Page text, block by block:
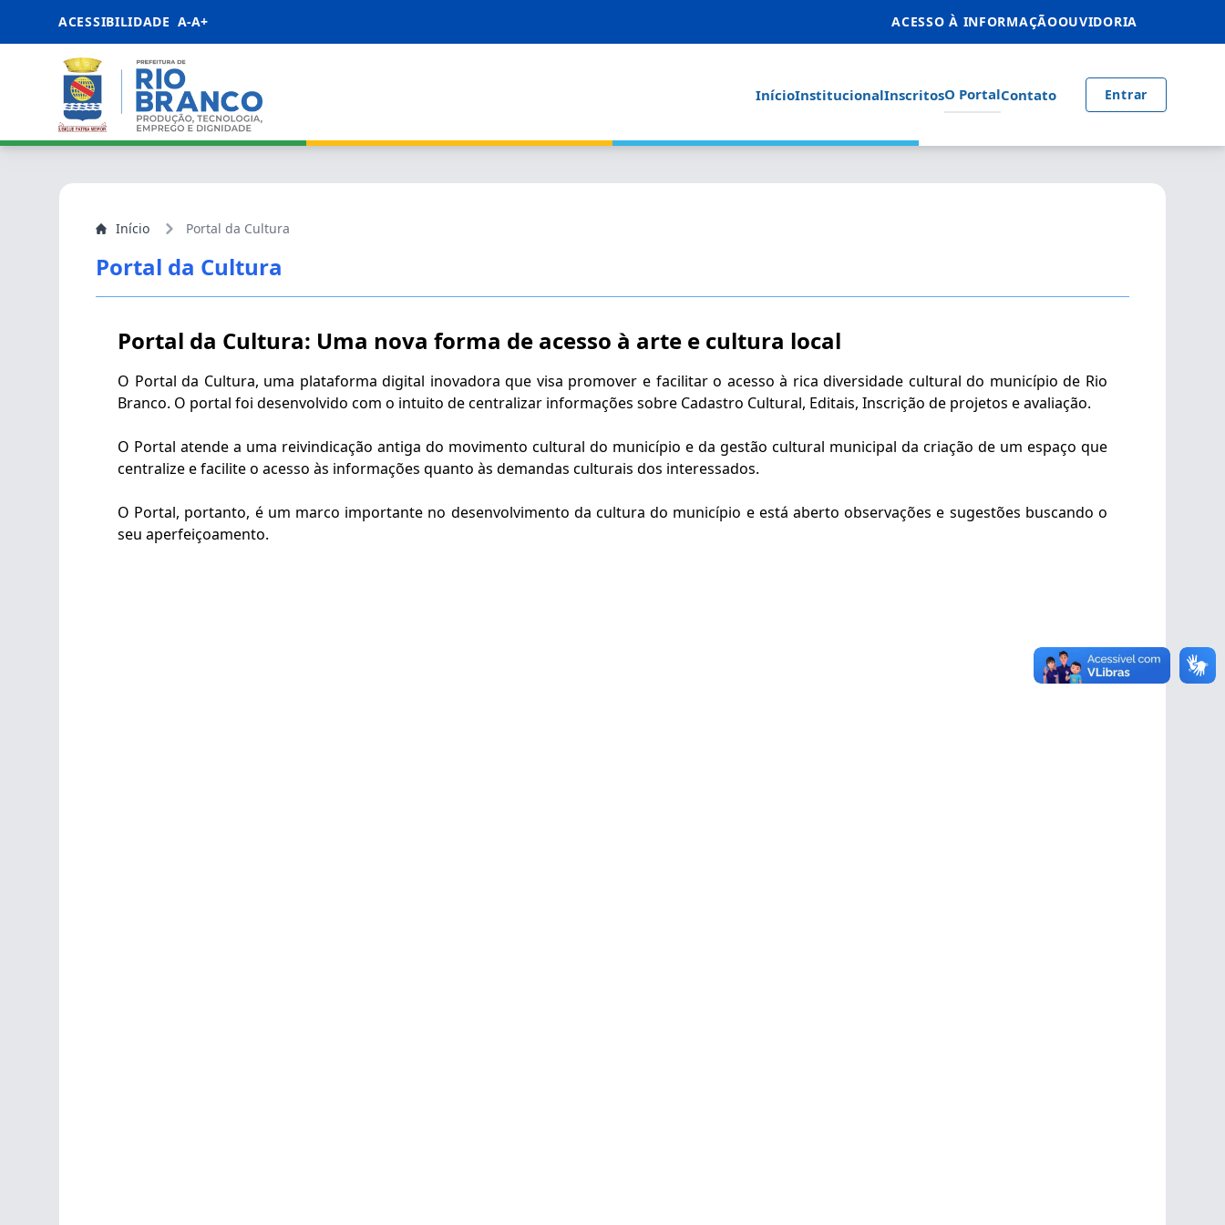
ACESSIBILIDADE A-A+ ACESSO À INFORMAÇÃOOUVIDORIA
InícioInstitucionalInscritosO PortalContato Entrar
Início Portal da Cultura
Portal da Cultura
Portal da Cultura: Uma nova forma de acesso à arte e cultura local
O Portal da Cultura, uma plataforma digital inovadora que visa promover e facilitar o acesso à rica diversidade cultural do município de Rio
Branco. O portal foi desenvolvido com o intuito de centralizar informações sobre Cadastro Cultural, Editais, Inscrição de projetos e avaliação.
O Portal atende a uma reivindicação antiga do movimento cultural do município e da gestão cultural municipal da criação de um espaço que
centralize e facilite o acesso às informações quanto às demandas culturais dos interessados.
O Portal, portanto, é um marco importante no desenvolvimento da cultura do município e está aberto observações e sugestões buscando o
seu aperfeiçoamento.